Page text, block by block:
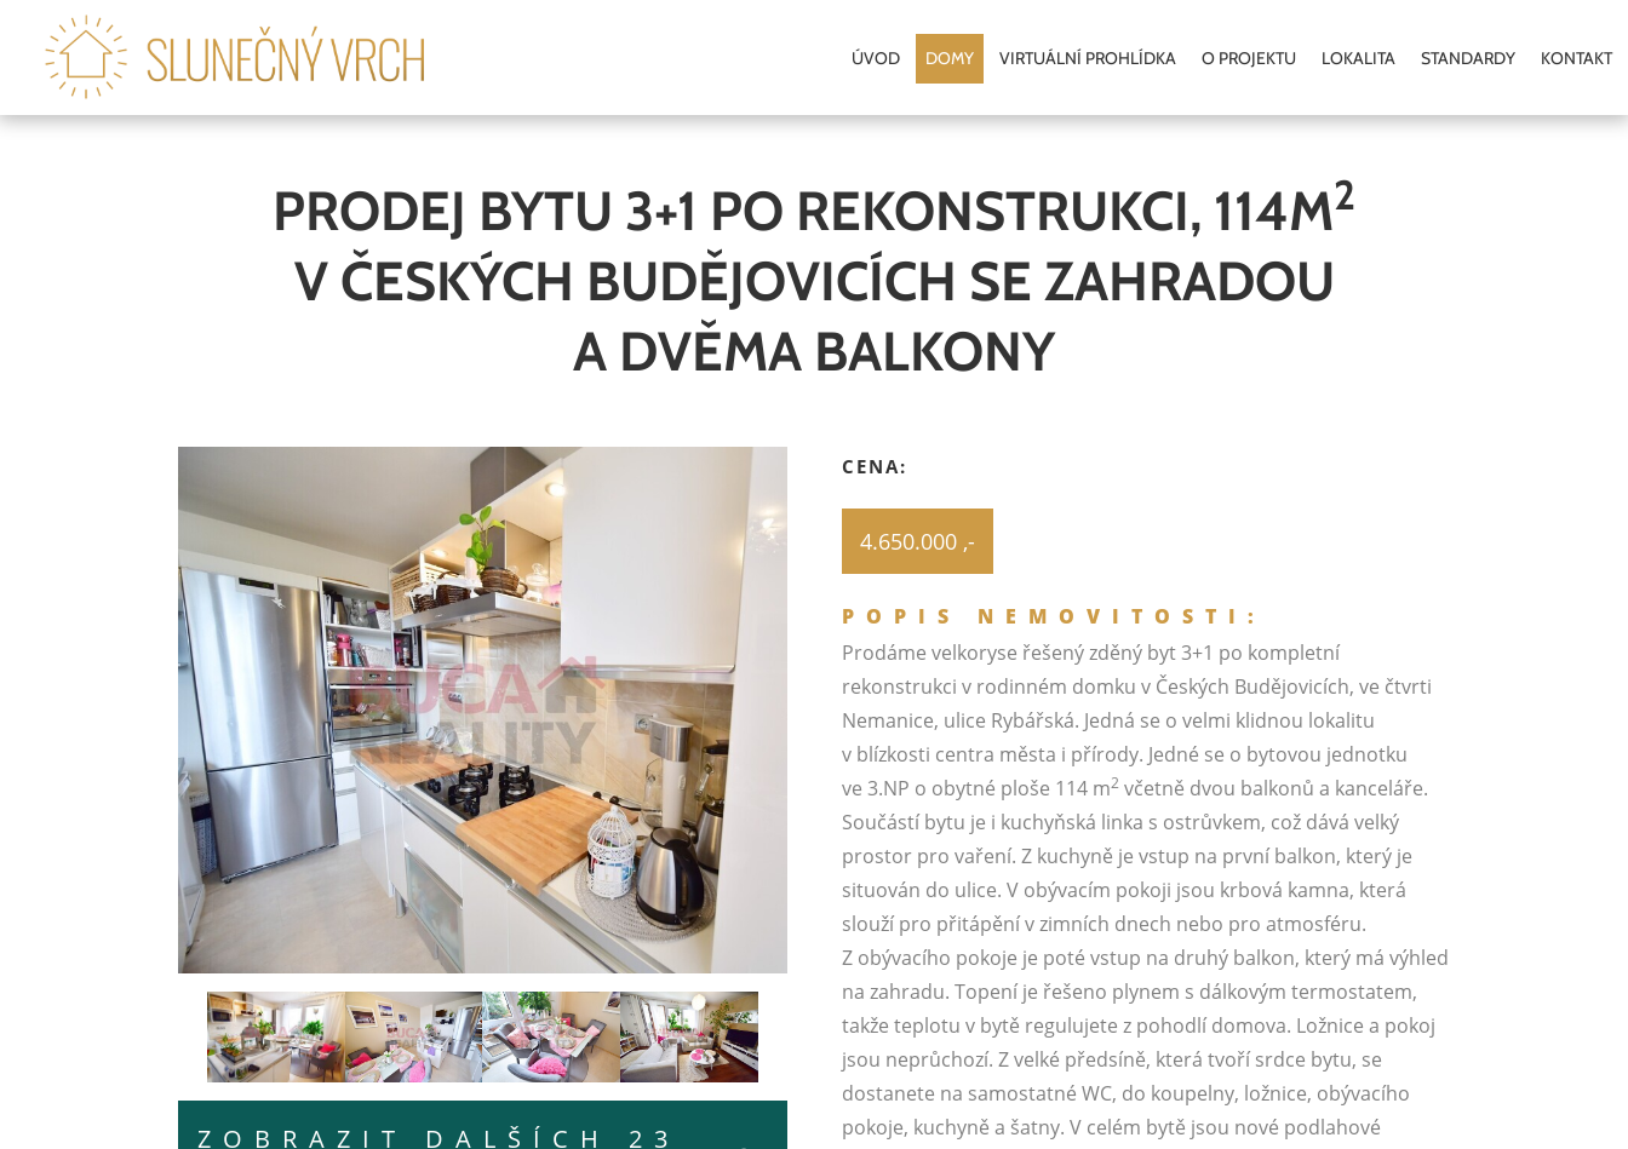
ÚVOD DOMY VIRTUÁLNÍ PROHLÍDKA O PROJEKTU LOKALITA STANDARDY KONTAKT
PRODEJ BYTU 3+1 PO REKONSTRUK­CI, 114M2
V ČESKÝCH BUDĚJOVICÍCH SE ZAHRADOU
A DVĚMA BALKONY
ZOBRAZIT DALŠÍCH 23
CENA:
4.650.000 ,-
POPIS NEMOVITOSTI:
Prodáme velkoryse řešený zděný byt 3+1 po kompletní
rekonstrukci v rodinném domku v Českých Budějovicích, ve čtvrti
Nemanice, ulice Rybářská. Jedná se o velmi klidnou lokalitu
v blízkosti centra města i přírody. Jedné se o bytovou jednotku
ve 3.NP o obytné ploše 114 m2včetně dvou balkonů a kanceláře.
Součástí bytu je i kuchyňská linka s ostrůvkem, což dává velký
prostor pro vaření. Z kuchyně je vstup na první balkon, který je
situován do ulice. V obývacím pokoji jsou krbová kamna, která
slouží pro přitápění v zimních dnech nebo pro atmosféru.
Z obývacího pokoje je poté vstup na druhý balkon, který má výhled
na zahradu. Topení je řešeno plynem s dálkovým termostatem,
takže teplotu v bytě regulujete z pohodlí domova. Ložnice a pokoj
jsou neprůchozí. Z velké předsíně, která tvoří srdce bytu, se
dostanete na samostatné WC, do koupelny, ložnice, obývacího
pokoje, kuchyně a šatny. V celém bytě jsou nové podlahové